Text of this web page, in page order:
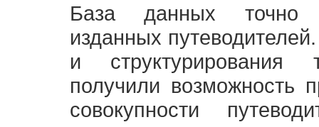
База данных точно
изданных
и структурирования
получили возможность
совокупности